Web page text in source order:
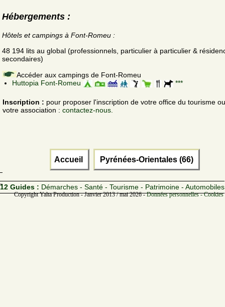
Hébergements :
Hôtels et campings à Font-Romeu :
48 194 lits au global (professionnels, particulier à particulier &
secondaires)
Accéder aux campings de Font-Romeu
Huttopia Font-Romeu
***
Inscription : pour proposer l'inscription de votre office du tourisme
votre association : contactez-nous.
Accueil Pyrénées-Orientales (66)
12 Guides : Démarches - Santé - Tourisme - Patrimoine - Automobiles
Copyright Yalta Production - Janvier 2013 / mai 2026 -Données personnelles -